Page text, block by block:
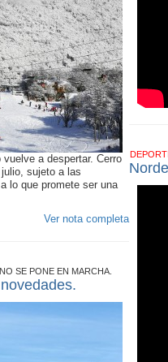
a despertar. Cerro
sujeto a las
lo que promete ser una
Ver nota completa
SE PONE EN MARCHA.